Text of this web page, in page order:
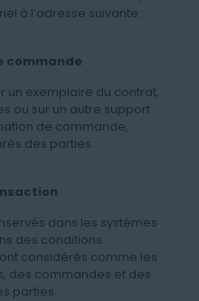
à l’adresse suivante :
commande
un exemplaire du contrat,
ou sur un autre support
de commande,
des parties.
dans les systèmes
des conditions
considérés comme les
des commandes et des
parties.